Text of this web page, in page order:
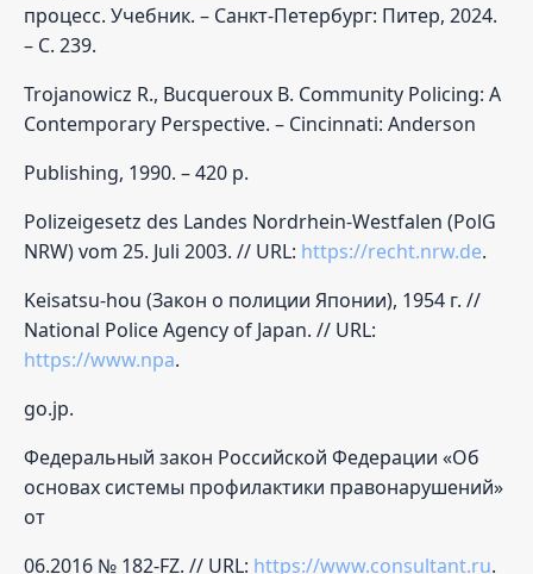
процесс. Учебник. – Санкт-Петербург: Питер, 2024.
– С. 239.
Trojanowicz R., Bucqueroux B. Community Policing: A
Contemporary Perspective. – Cincinnati: Anderson
Publishing, 1990. – 420 p.
Polizeigesetz des Landes Nordrhein-Westfalen (PolG
NRW) vom 25. Juli 2003. // URL: https://recht.nrw.de.
Keisatsu-hou (Закон о полиции Японии), 1954 г. //
National Police Agency of Japan. // URL:
https://www.npa.
go.jp.
Федеральный закон Российской Федерации «Об
основах системы профилактики правонарушений»
от
06.2016 № 182-FZ. // URL: https://www.consultant.ru.